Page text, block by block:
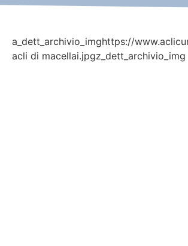
a_dett_archivio_imghttps://
acli di macellai.jpgz_dett_archivio_img